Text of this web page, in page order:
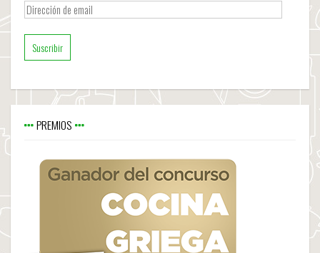
Dirección
de
email
PREMIOS